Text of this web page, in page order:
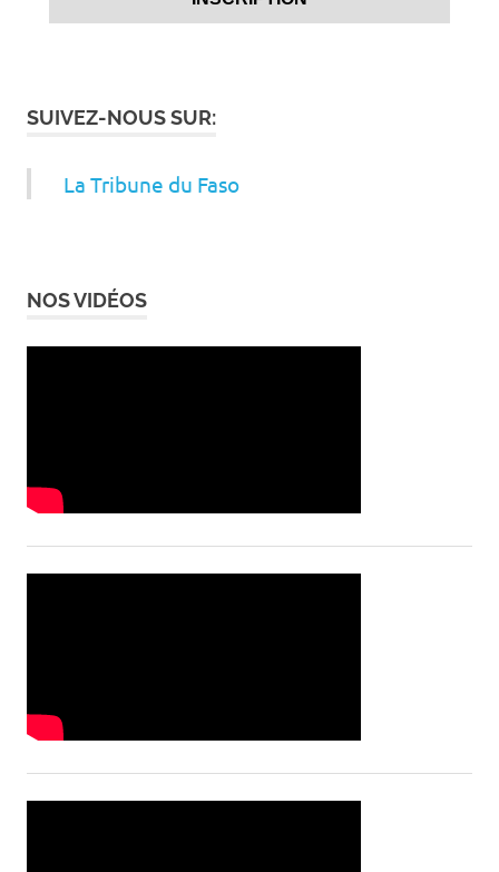
SUIVEZ-NOUS SUR:
La Tribune du Faso
NOS VIDÉOS